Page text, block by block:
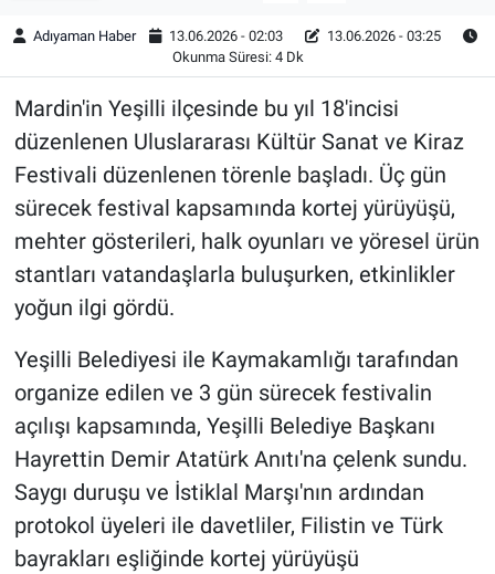
Adıyaman Haber 13.06.2026 - 02:03
13.06.2026 - 03:25
Okunma Süresi: 4 Dk
Mardin'in Yeşilli ilçesinde bu yıl 18'incisi
düzenlenen Uluslararası Kültür Sanat ve Kiraz
Festivali düzenlenen törenle başladı. Üç gün
sürecek festival kapsamında kortej yürüyüşü,
mehter gösterileri, halk oyunları ve yöresel ürün
stantları vatandaşlarla buluşurken, etkinlikler
yoğun ilgi gördü.
Yeşilli Belediyesi ile Kaymakamlığı tarafından
organize edilen ve 3 gün sürecek festivalin
açılışı kapsamında, Yeşilli Belediye Başkanı
Hayrettin Demir Atatürk Anıtı'na çelenk sundu.
Saygı duruşu ve İstiklal Marşı'nın ardından
protokol üyeleri ile davetliler, Filistin ve Türk
bayrakları eşliğinde kortej yürüyüşü
Çevre
BİLİM VE TEKNOLOJİ
Şambayat Haber